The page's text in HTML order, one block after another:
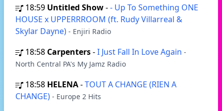
18:59 Untitled Show-- Up To Something ONE
HOUSE x UPPERRROOM (ft. Rudy Villarreal &
Skylar Dayne) - Enjiri Radio
18:58 Carpenters-I Just Fall In Love Again -
North Central PA's My Jamz Radio
18:58 HELENA-TOUT A CHANGE (RIEN A
CHANGE) - Europe 2 Hits